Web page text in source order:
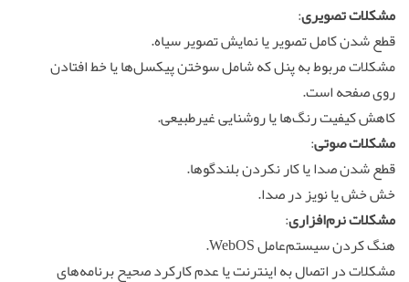
مشکلات تصویری:
قطع شدن کامل تصویر یا نمایش تصویر سیاه.
مشکلات مربوط به پنل که شامل سوختن پیکسل‌ها یا خط افتادن
روی صفحه است.
کاهش کیفیت رنگ‌ها یا روشنایی غیرطبیعی.
مشکلات صوتی:
قطع شدن صدا یا کار نکردن بلندگوها.
خش خش یا نویز در صدا.
مشکلات نرم‌افزاری:
هنگ کردن سیستم‌عامل WebOS.
مشکلات در اتصال به اینترنت یا عدم کارکرد صحیح برنامه‌های